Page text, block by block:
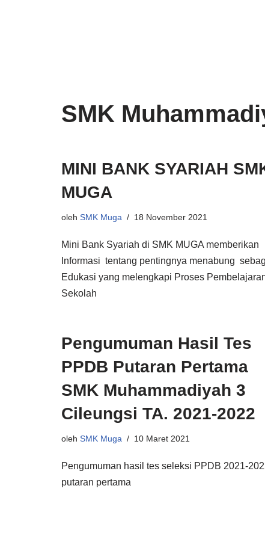
SMK
MINI BANK SYARIAH
MUGA
oleh SMK Muga 18 November 2021
Mini Bank Syariah di SMK MUGA memberikan
Informasi tentang pentingnya menabung
Edukasi yang melengkapi Proses
Sekolah
Pengumuman Hasil Tes
PPDB Putaran Pertama
SMK Muhammadiyah 3
Cileungsi TA. 2021-2022
oleh SMK Muga 10 Maret 2021
Pengumuman hasil tes seleksi PPDB 2021-
putaran pertama